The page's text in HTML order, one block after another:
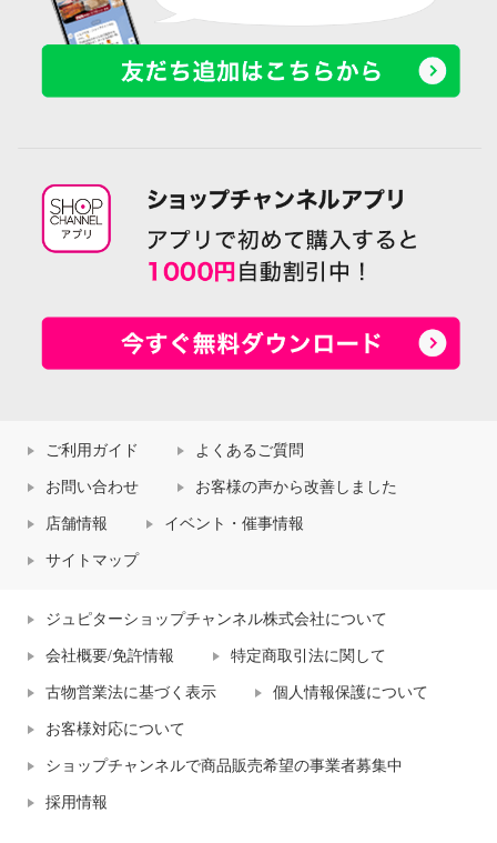
ご利用ガイド よくあるご質問
お問い合わせ お客様の声から改善しました
店舗情報 イベント・催事情報
サイトマップ
ジュピターショップチャンネル株式会社について
会社概要/免許情報 特定商取引法に関して
古物営業法に基づく表示 個人情報保護について
お客様対応について
ショップチャンネルで商品販売希望の事業者募集中
採用情報